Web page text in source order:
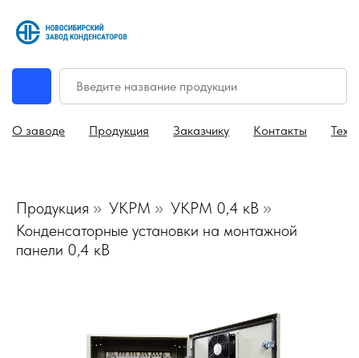
О заводе Продукция Заказчику Контакты
Продукция » УКРМ » УКРМ 0,4 кВ »
Конденсаторные установки на монтажной
панели 0,4 кВ